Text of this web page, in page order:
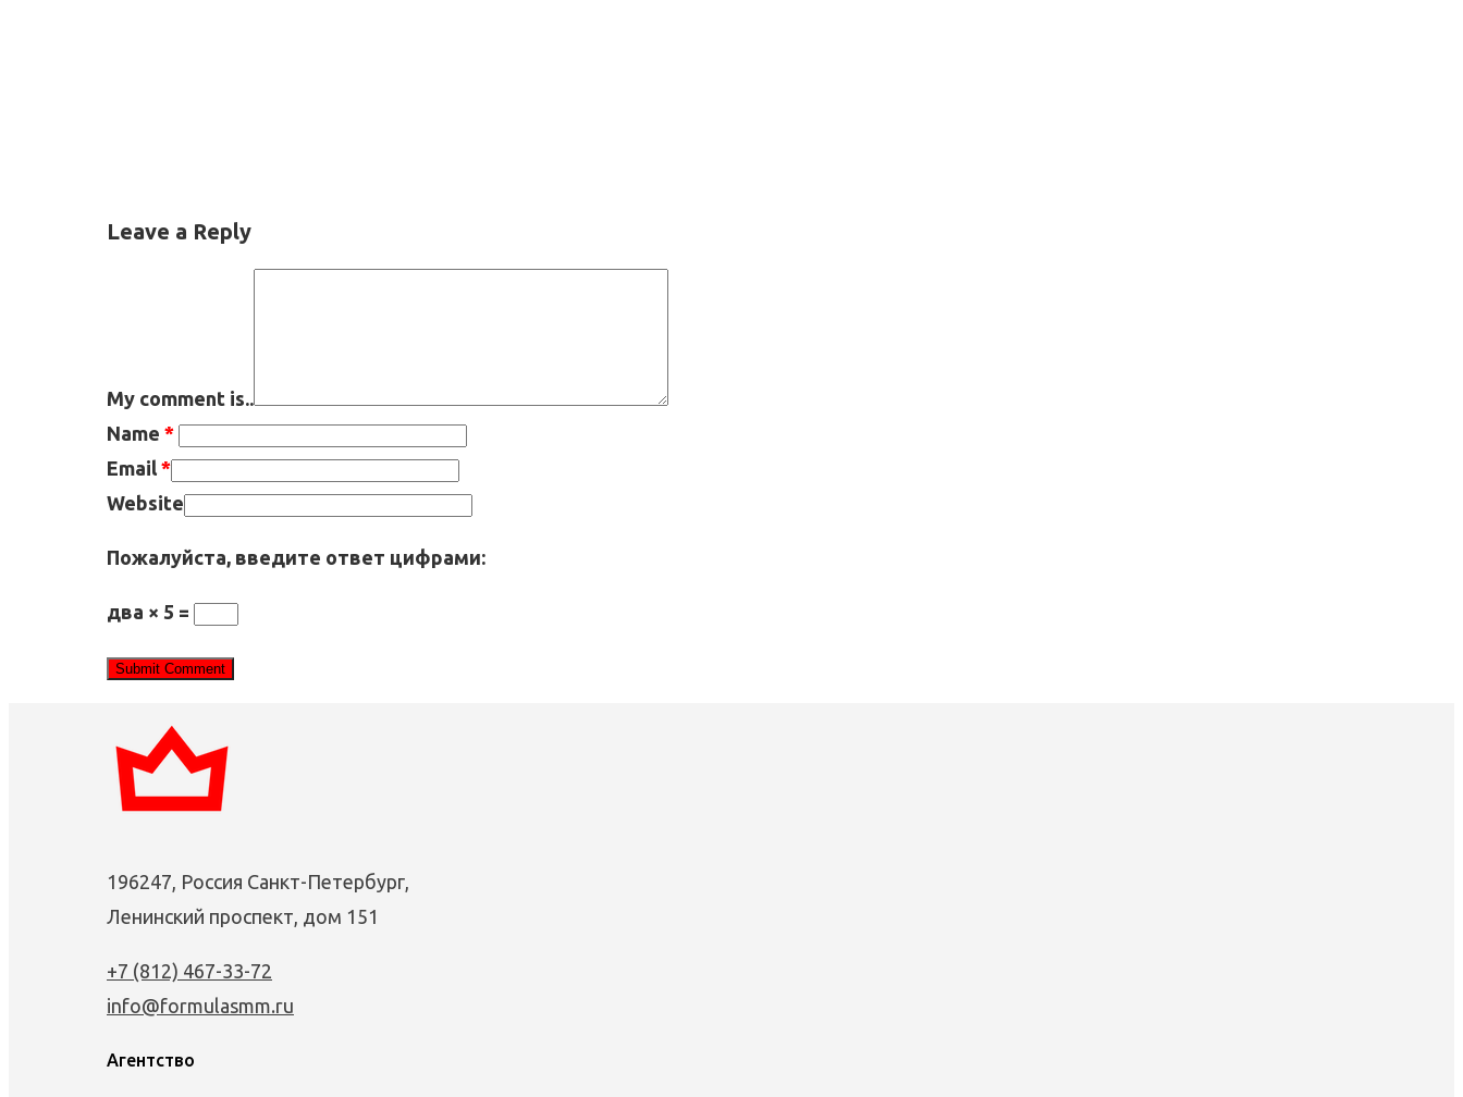
Leave a Reply
My comment is..
Name *
Email *
Website
Пожалуйста, введите ответ цифрами:
два × 5 =
196247, Россия Санкт-Петербург,
Ленинский проспект, дом 151
+7 (812) 467-33-72
info@formulasmm.ru
Агентство